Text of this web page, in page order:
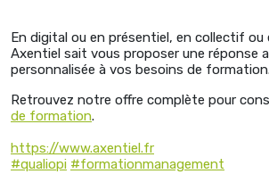
En digital ou en présentiel, en collectif ou
Axentiel sait vous proposer une réponse
personnalisée à vos besoins de formation.
Retrouvez notre offre complète pour
de formation.
https://www.axentiel.fr
#qualiopi #formationmanagement